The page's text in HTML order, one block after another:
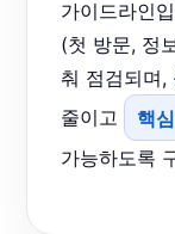
가이드라인
(첫 방문, 정
춰 점검되며,
줄이고
핵
가능하도록